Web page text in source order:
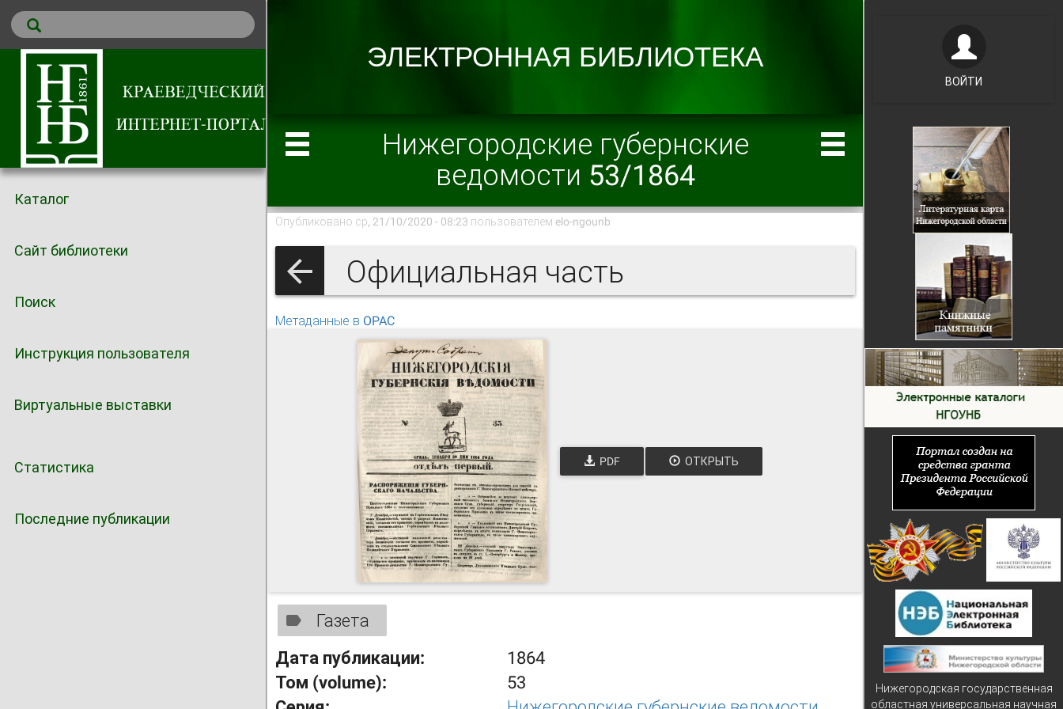
Каталог
Сайт библиотеки
Поиск
Инструкция пользователя
Виртуальные выставки
Статистика
Последние публикации
Нижегородские губернские
ведомости 53/1864
Опубликовано ср, 21/10/2020 - 08:23 пользователем elo-ngounb
Официальная часть
Метаданные в OPAC
PDF ОТКРЫТЬ
Газета
Дата публикации:
1864
Том (volume):
53
ВОЙТИ
Нижегородская государственная
областная универсальная научная